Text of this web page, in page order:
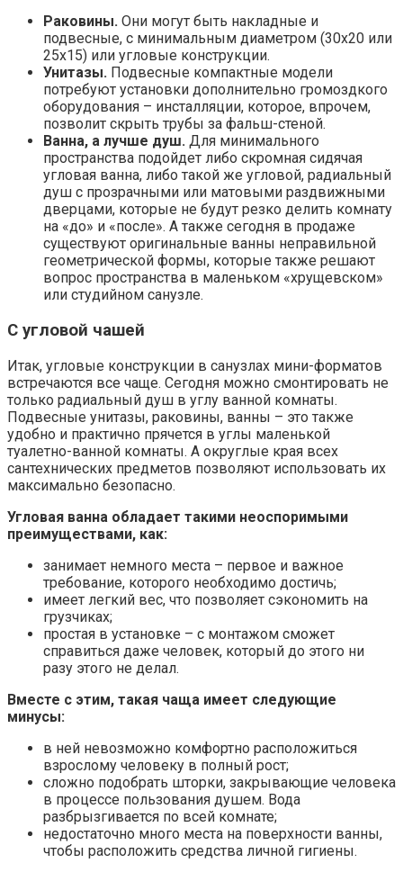
Раковины. Они могут быть накладные и
подвесные, с минимальным диаметром (30х20 или
25х15) или угловые конструкции.
Унитазы. Подвесные компактные модели
потребуют установки дополнительно громоздкого
оборудования – инсталляции, которое, впрочем,
позволит скрыть трубы за фальш-стеной.
Ванна, а лучше душ. Для минимального
пространства подойдет либо скромная сидячая
угловая ванна, либо такой же угловой, радиальный
душ с прозрачными или матовыми раздвижными
дверцами, которые не будут резко делить комнату
на «до» и «после». А также сегодня в продаже
существуют оригинальные ванны неправильной
геометрической формы, которые также решают
вопрос пространства в маленьком «хрущевском»
или студийном санузле.
С угловой чашей
Итак, угловые конструкции в санузлах мини-форматов
встречаются все чаще. Сегодня можно смонтировать не
только радиальный душ в углу ванной комнаты.
Подвесные унитазы, раковины, ванны – это также
удобно и практично прячется в углы маленькой
туалетно-ванной комнаты. А округлые края всех
сантехнических предметов позволяют использовать их
максимально безопасно.
Угловая ванна обладает такими неоспоримыми
преимуществами, как:
занимает немного места – первое и важное
требование, которого необходимо достичь;
имеет легкий вес, что позволяет сэкономить на
грузчиках;
простая в установке – с монтажом сможет
справиться даже человек, который до этого ни
разу этого не делал.
Вместе с этим, такая чаща имеет следующие
минусы:
в ней невозможно комфортно расположиться
взрослому человеку в полный рост;
сложно подобрать шторки, закрывающие человека
в процессе пользования душем. Вода
разбрызгивается по всей комнате;
недостаточно много места на поверхности ванны,
чтобы расположить средства личной гигиены.